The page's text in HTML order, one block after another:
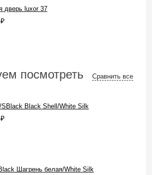
дверь luxor 37
₽
посмотреть Сравнить все
Black Shell/White Silk
₽
Шагрень белая/White Silk